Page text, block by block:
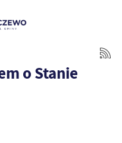
o Stanie